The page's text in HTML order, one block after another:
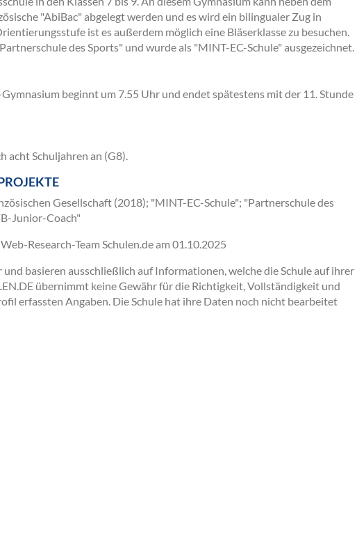
"AbiBac" abgelegt werden und es wird ein bilingualer Zug in
ist es außerdem möglich eine Bläserklasse zu besuchen.
des Sports" und wurde als "MINT-EC-Schule" ausgezeichnet.
beginnt um 7.55 Uhr und endet spätestens mit der 11. Stunde
acht Schuljahren an (G8).
Gesellschaft (2018); "MINT-EC-Schule"; "Partnerschule des
Junior-Coach"
Research-Team Schulen.de am 01.10.2025
basieren ausschließlich auf Informationen, welche die Schule auf ihrer
übernimmt keine Gewähr für die Richtigkeit, Vollständigkeit und
erfassten Angaben. Die Schule hat ihre Daten noch nicht bearbeitet